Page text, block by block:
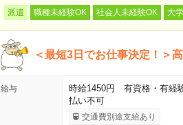
派遣 職種未経験OK 社会人未経験OK 大
＜最短3日でお仕事決定！＞
給与
時給1450円 有資格・有経
払い不可
交通費別途支給あり